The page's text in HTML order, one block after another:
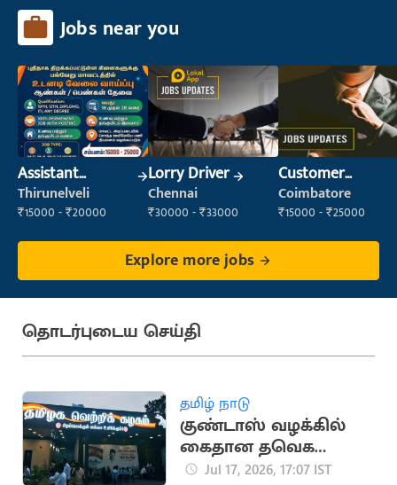
Jobs near you
Assistant
Manager
Thirunelveli
₹15000 - ₹20000
Lorry Driver
Chennai
₹30000 - ₹33000
Customer
Service Executive
(Customer
Coimbatore
₹15000 - ₹25000
Explore more jobs
தொடர்புடைய செய்தி
தமிழ் நாடு
குண்டாஸ் வழக்கில்
கைதான தவெக
உறுப்பினர்
Jul 17, 2026, 17:07 IST